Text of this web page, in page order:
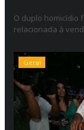
O duplo homicídio
relacionada à
Geral